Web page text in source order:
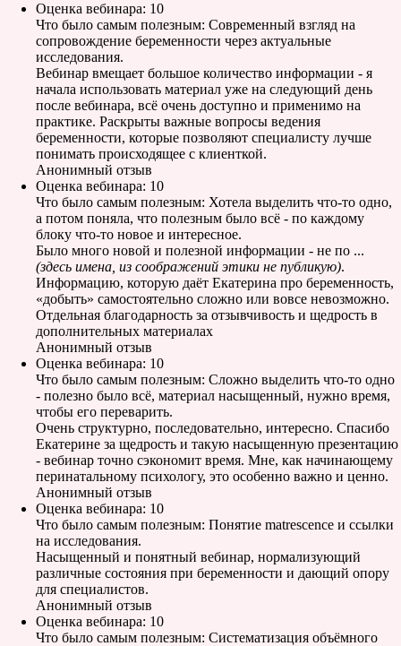
Оценка вебинара: 10
Что было самым полезным: Современный взгляд на
сопровождение беременности через актуальные
исследования.
Вебинар вмещает большое количество информации - я
начала использовать материал уже на следующий день
после вебинара, всё очень доступно и применимо на
практике. Раскрыты важные вопросы ведения
беременности, которые позволяют специалисту лучше
понимать происходящее с клиенткой.
Анонимный отзыв
Оценка вебинара: 10
Что было самым полезным: Хотела выделить что-то одно,
а потом поняла, что полезным было всё - по каждому
блоку что-то новое и интересное.
Было много новой и полезной информации - не по ...
(здесь имена, из соображений этики не публикую).
Информацию, которую даёт Екатерина про беременность,
«добыть» самостоятельно сложно или вовсе невозможно.
Отдельная благодарность за отзывчивость и щедрость в
дополнительных материалах
Анонимный отзыв
Оценка вебинара: 10
Что было самым полезным: Сложно выделить что-то одно
- полезно было всё, материал насыщенный, нужно время,
чтобы его переварить.
Очень структурно, последовательно, интересно. Спасибо
Екатерине за щедрость и такую насыщенную презентацию
- вебинар точно сэкономит время. Мне, как начинающему
перинатальному психологу, это особенно важно и ценно.
Анонимный отзыв
Оценка вебинара: 10
Что было самым полезным: Понятие matrescence и ссылки
на исследования.
Насыщенный и понятный вебинар, нормализующий
различные состояния при беременности и дающий опору
для специалистов.
Анонимный отзыв
Оценка вебинара: 10
Что было самым полезным: Систематизация объёмного